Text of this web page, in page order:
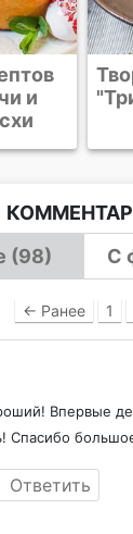
(98)
С
← Ранее 1
Впервые
Спасибо
Ответить